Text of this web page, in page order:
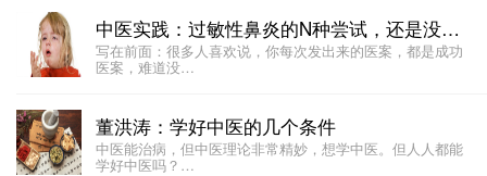
中医实践：过敏性鼻炎的N种尝试，还是没能痊愈
写在前面：很多人喜欢说，你每次发出来的医案，都是成功
医案，难道没…
董洪涛：学好中医的几个条件
中医能治病，但中医理论非常精妙，想学中医。但人人都能
学好中医吗？…